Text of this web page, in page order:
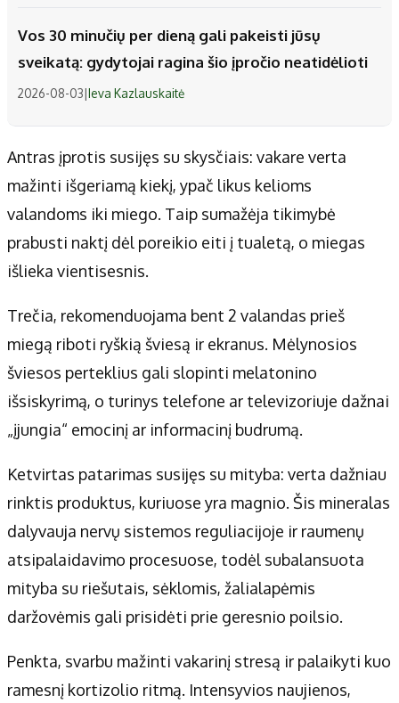
Vos 30 minučių per dieną gali pakeisti jūsų
sveikatą: gydytojai ragina šio įpročio neatidėlioti
2026-08-03|Ieva Kazlauskaitė
Antras įprotis susijęs su skysčiais: vakare verta
mažinti išgeriamą kiekį, ypač likus kelioms
valandoms iki miego. Taip sumažėja tikimybė
prabusti naktį dėl poreikio eiti į tualetą, o miegas
išlieka vientisesnis.
Trečia, rekomenduojama bent 2 valandas prieš
miegą riboti ryškią šviesą ir ekranus. Mėlynosios
šviesos perteklius gali slopinti melatonino
išsiskyrimą, o turinys telefone ar televizoriuje dažnai
„įjungia“ emocinį ar informacinį budrumą.
Ketvirtas patarimas susijęs su mityba: verta dažniau
rinktis produktus, kuriuose yra magnio. Šis mineralas
dalyvauja nervų sistemos reguliacijoje ir raumenų
atsipalaidavimo procesuose, todėl subalansuota
mityba su riešutais, sėklomis, žalialapėmis
daržovėmis gali prisidėti prie geresnio poilsio.
Penkta, svarbu mažinti vakarinį stresą ir palaikyti kuo
ramesnį kortizolio ritmą. Intensyvios naujienos,